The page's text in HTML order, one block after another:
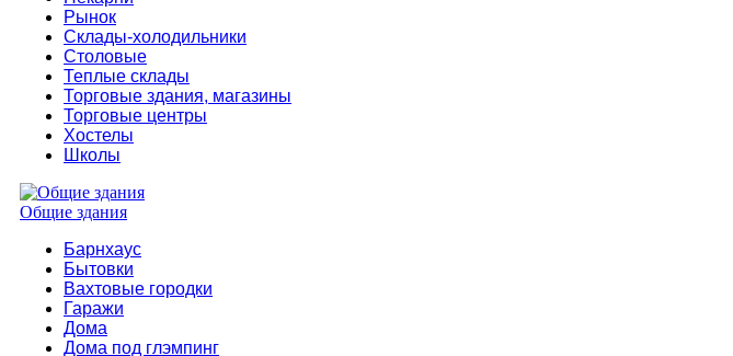
Рынок
Склады-холодильники
Столовые
Теплые склады
Торговые здания, магазины
Торговые центры
Хостелы
Школы
Общие здания
Барнхаус
Бытовки
Вахтовые городки
Гаражи
Дома
Дома под глэмпинг